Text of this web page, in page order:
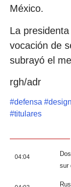
México.
La
vocación de
subrayó el
rgh/adr
#defensa #
#titulares
04:04
sur